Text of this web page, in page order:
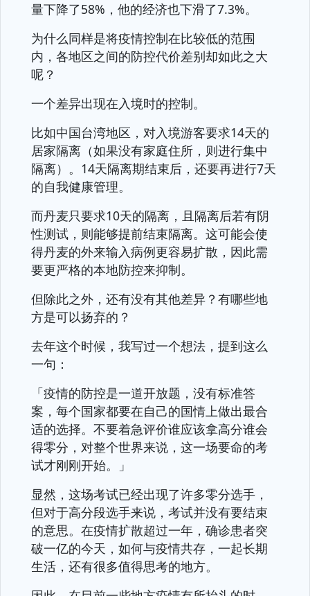
量下降了58%，他的经济也下滑了7.3%。
为什么同样是将疫情控制在比较低的范围
内，各地区之间的防控代价差别却如此之大
呢？
一个差异出现在入境时的控制。
比如中国台湾地区，对入境游客要求14天的
居家隔离（如果没有家庭住所，则进行集中
隔离）。14天隔离期结束后，还要再进行7天
的自我健康管理。
而丹麦只要求10天的隔离，且隔离后若有阴
性测试，则能够提前结束隔离。这可能会使
得丹麦的外来输入病例更容易扩散，因此需
要更严格的本地防控来抑制。
但除此之外，还有没有其他差异？有哪些地
方是可以扬弃的？
去年这个时候，我写过一个想法，提到这么
一句：
「疫情的防控是一道开放题，没有标准答
案，每个国家都要在自己的国情上做出最合
适的选择。不要着急评价谁应该拿高分谁会
得零分，对整个世界来说，这一场要命的考
试才刚刚开始。」
显然，这场考试已经出现了许多零分选手，
但对于高分段选手来说，考试并没有要结束
的意思。在疫情扩散超过一年，确诊患者突
破一亿的今天，如何与疫情共存，一起长期
生活，还有很多值得思考的地方。